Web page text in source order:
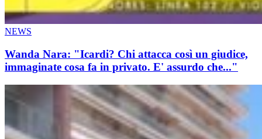
NEWS
Wanda Nara: "Icardi? Chi attacca così un giudice,
immaginate cosa fa in privato. E' assurdo che..."